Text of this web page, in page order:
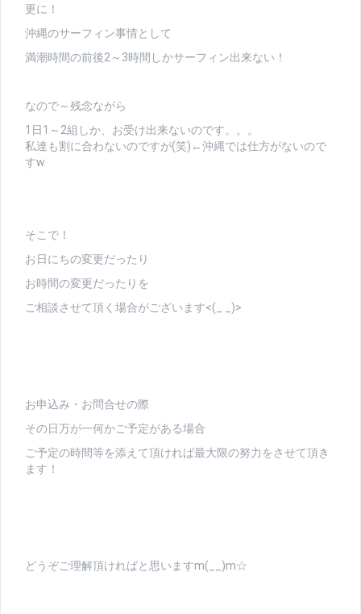
更に！
沖縄のサーフィン事情として
満潮時間の前後2～3時間しかサーフィン出来ない！
なので～残念ながら
1日1～2組しか、お受け出来ないのです。。。
私達も割に合わないのですが(笑)←沖縄では仕方がないので
すw
そこで！
お日にちの変更だったり
お時間の変更だったりを
ご相談させて頂く場合がございます<(_ _)>
お申込み・お問合せの際
その日万が一何かご予定がある場合
ご予定の時間等を添えて頂ければ最大限の努力をさせて頂き
ます！
どうぞご理解頂ければと思いますm(__)m☆